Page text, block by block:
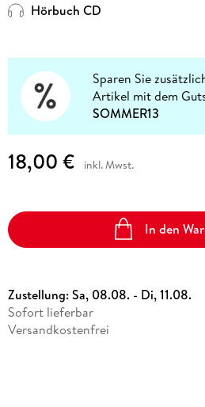
Hörbuch CD
Sparen Sie
Artikel mit dem
SOMMER13
18,00 € inkl. Mwst.
In den
Zustellung:Sa, 08.08. - Di, 11.08.
Sofort lieferbar
Versandkostenfrei